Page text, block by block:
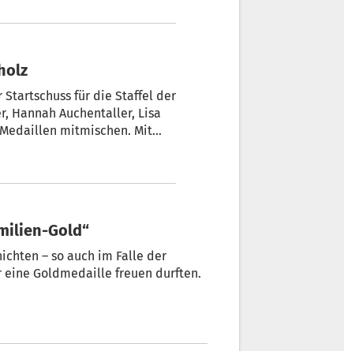
Startschuss für die Staffel der
Hannah Auchentaller, Lisa
mitmischen. Mit
Gold“
– so auch im Falle der
eine Goldmedaille freuen durften.